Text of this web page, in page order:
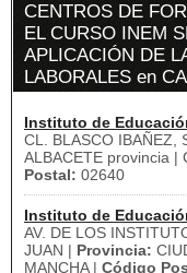
CENTROS DE
EL CURSO INEM
APLICACIÓN DE
LABORALES en
Instituto de
CL. BLASCO IBAÑEZ,
ALBACETE provincia |
Postal: 02640
Instituto de
AV. DE LOS
JUAN | Provincia:
MANCHA | Código